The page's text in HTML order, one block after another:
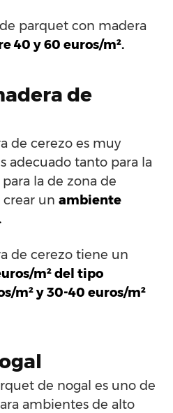
parquet con madera
40 y 60 euros/m².
de
de cerezo es muy
adecuado tanto para la
la de zona de
crear un ambiente
de cerezo tiene un
m² del tipo
m² y 30-40 euros/m²
de nogal es uno de
ambientes de alto